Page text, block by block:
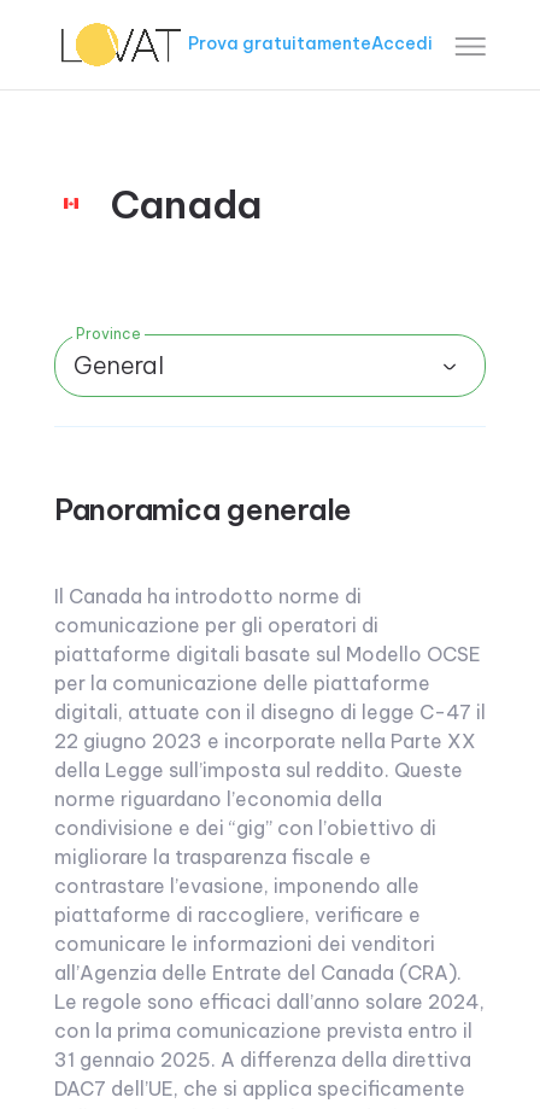
Prova gratuitamenteAccedi
Canada
Province
General
Panoramica generale
Il Canada ha introdotto norme di
comunicazione per gli operatori di
piattaforme digitali basate sul Modello OCSE
per la comunicazione delle piattaforme
digitali, attuate con il disegno di legge C-47 il
22 giugno 2023 e incorporate nella Parte XX
della Legge sull’imposta sul reddito. Queste
norme riguardano l’economia della
condivisione e dei “gig” con l’obiettivo di
migliorare la trasparenza fiscale e
contrastare l’evasione, imponendo alle
piattaforme di raccogliere, verificare e
comunicare le informazioni dei venditori
all’Agenzia delle Entrate del Canada (CRA).
Le regole sono efficaci dall’anno solare 2024,
con la prima comunicazione prevista entro il
31 gennaio 2025. A differenza della direttiva
DAC7 dell’UE, che si applica specificamente